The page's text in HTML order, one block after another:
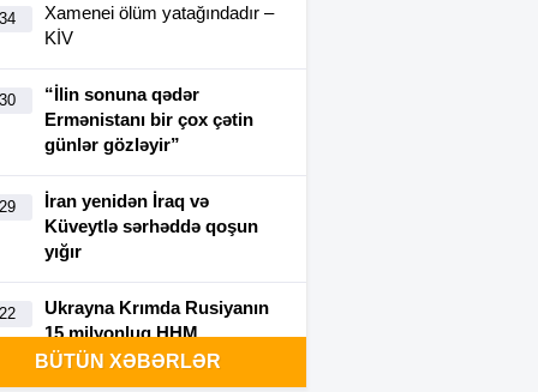
Xamenei ölüm yatağındadır –
KİV
“İlin sonuna qədər
Ermənistanı bir çox çətin
günlər gözləyir”
İran yenidən İraq və
Küveytlə sərhəddə qoşun
yığır
Ukrayna Krımda Rusiyanın
15 milyonluq HHM
kompleksini vurdu-VİDEO
BÜTÜN XƏBƏRLƏR